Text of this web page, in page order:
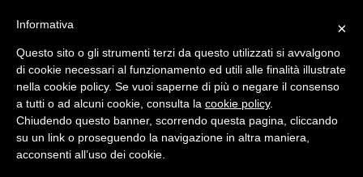
Games
Nintendo Switch: dettagli
sull’abbonamento del
servizio online
diMarco Simile
×
Informativa
Questo sito o gli strumenti terzi da questo utilizzati si avvalgono
di cookie necessari al funzionamento ed utili alle finalità illustrate
nella cookie policy. Se vuoi saperne di più o negare il consenso
a tutti o ad alcuni cookie, consulta la cookie policy.
Chiudendo questo banner, scorrendo questa pagina, cliccando
su un link o proseguendo la navigazione in altra maniera,
acconsenti all’uso dei cookie.